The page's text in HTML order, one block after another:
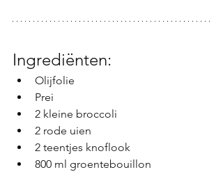
Ingrediënten:
Olijfolie
Prei
2 kleine broccoli
2 rode uien
2 teentjes knoflook
800 ml groentebouillon